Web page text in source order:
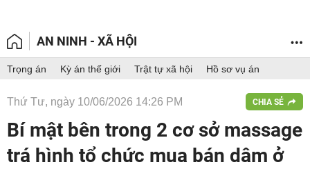
AN NINH - XÃ HỘI
Trọng án Kỳ án thế giới Trật tự xã hội Hồ sơ vụ án
Thứ Tư, ngày 10/06/2026 14:26 PM CHIA SẺ
Bí mật bên trong 2 cơ sở massage
trá hình tổ chức mua bán dâm ở